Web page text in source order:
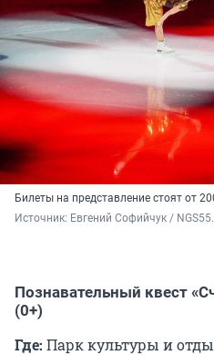
Билеты на представление стоят от
Источник: Евгений Софийчук /
Познавательный квест
(0+)
Где: Парк культуры и